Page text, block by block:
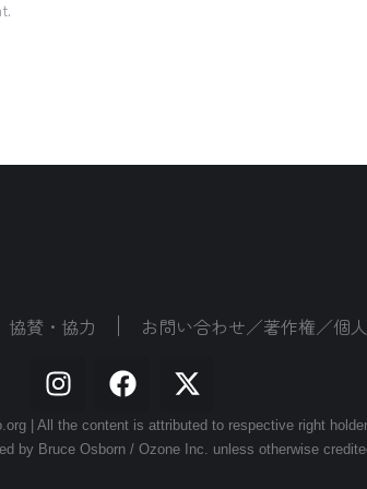
協賛・協力 お問い合わせ／著作権／個
| All the content is attributed to respective right
by Bruce Osborn / Ozone Inc. unless otherwise